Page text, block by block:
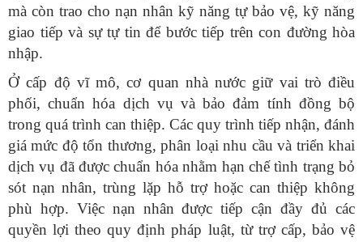
mà còn trao cho nạn nhân kỹ năng tự bảo vệ, kỹ năng
giao tiếp và sự tự tin để bước tiếp trên con đường hòa
nhập.
Ở cấp độ vĩ mô, cơ quan nhà nước giữ vai trò điều
phối, chuẩn hóa dịch vụ và bảo đảm tính đồng bộ
trong quá trình can thiệp. Các quy trình tiếp nhận, đánh
giá mức độ tổn thương, phân loại nhu cầu và triển khai
dịch vụ đã được chuẩn hóa nhằm hạn chế tình trạng bỏ
sót nạn nhân, trùng lặp hỗ trợ hoặc can thiệp không
phù hợp. Việc nạn nhân được tiếp cận đầy đủ các
quyền lợi theo quy định pháp luật, từ trợ cấp, bảo vệ